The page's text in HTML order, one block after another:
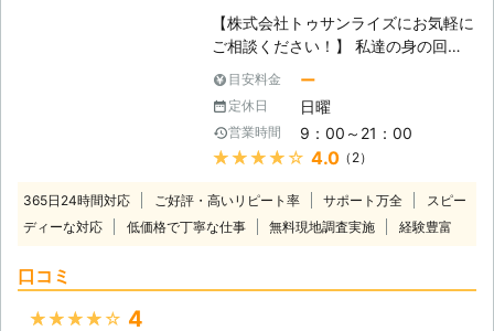
るトラブルが起きてしまいますので、
衝撃を与えないように扱う必要があり
ます。また、ハードディスクはウイル
スや人為的ミスで倫理障害を受けてし
まう場合もあります。もし、パソコン
を起動するときに異音が聞こえて来た
り、起動しなくなってしまったという
ますのですぐに弊社までご相談くださ
い。弊社では液晶不良や起動不良も対
よりも低価格なサービスでパソコンの
【株式会社トゥサンライズにお気軽に
ご相談ください！】 私達の身の回り
では沢山のパソコンが使われていま
す。最初は計算機としての用途が主で
したが、現在ではそれにとどまらず、
様々な役割が与えられています。例え
ば、動画プレーヤーや音楽プレーヤー
のとして使われたり、あるいは写真や
絵など様々なデータを保管しておくス
目安料金 ー
定休日 日曜
営業時間 9：00～21：00
★★★★★ 4.0（2）
365日24時間対応 ご好評・高いリピート率 サポート万全
スピー
ディーな対応
低価格で丁寧な仕事 無料現地調査実施 経験豊富
口コミ
★★★★★ 4